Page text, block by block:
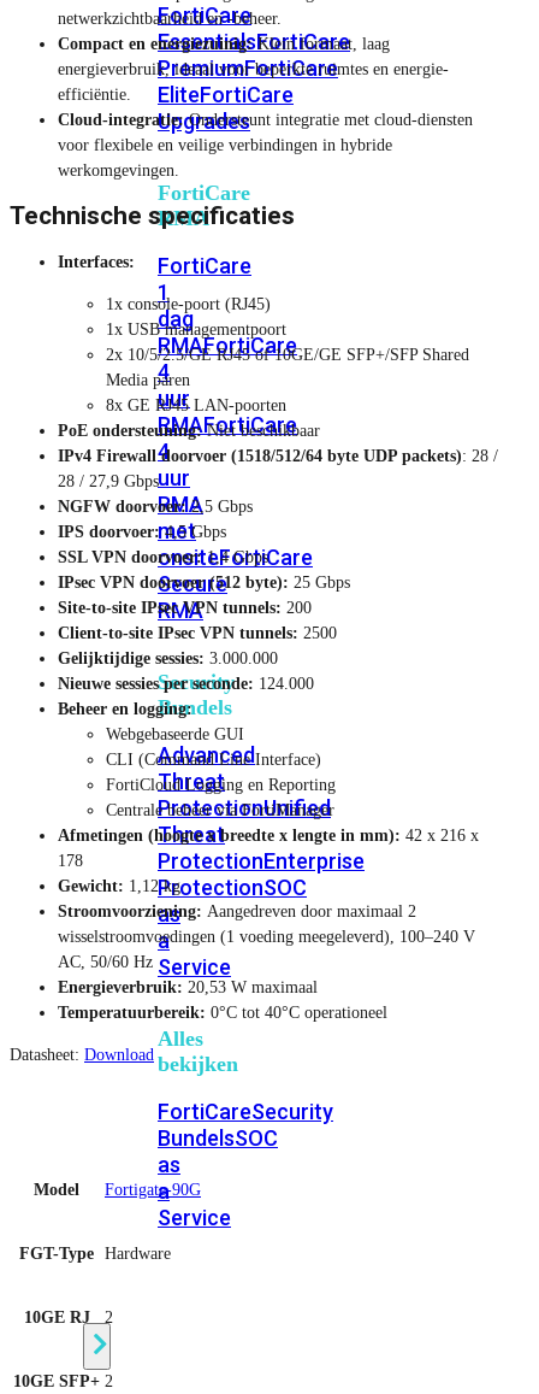
FortiCare
EssentialsFortiCare
PremiumFortiCare
EliteFortiCare
Upgrades
FortiCare
RMA
FortiCare
1
dag
RMAFortiCare
4
uur
RMAFortiCare
4
uur
RMA
met
onsiteFortiCare
Secure
RMA
Security
Bundels
Advanced
Threat
ProtectionUnified
Threat
ProtectionEnterprise
ProtectionSOC
as
a
Service
Alles
bekijken
FortiCareSecurity
BundelsSOC
as
a
Service
Beveiliging
netwerkzichtbaarheid en -beheer.
Compact en energiezuinig:Klein formaat, laag
energieverbruik, ideaal voor beperkte ruimtes en energie-
efficiëntie.
Cloud-integratie:Ondersteunt integratie met cloud-diensten
voor flexibele en veilige verbindingen in hybride
werkomgevingen.
Technische specificaties
Interfaces:
1x console-poort (RJ45)
1x USB managementpoort
2x 10/5/2.5/GE RJ45 of 10GE/GE SFP+/SFP Shared
Media paren
8x GE RJ45 LAN-poorten
PoE ondersteuning:Niet beschikbaar
IPv4 Firewall doorvoer (1518/512/64 byte UDP packets): 28 /
28 / 27,9 Gbps
NGFW doorvoer: 2,5 Gbps
IPS doorvoer:4,5 Gbps
SSL VPN doorvoer:1,4 Gbps
IPsec VPN doorvoer (512 byte): 25 Gbps
Site-to-site IPsec VPN tunnels: 200
Client-to-site IPsec VPN tunnels: 2500
Gelijktijdige sessies: 3.000.000
Nieuwe sessies per seconde: 124.000
Beheer en logging:
Webgebaseerde GUI
CLI (Command Line Interface)
FortiCloud Logging en Reporting
Centrale beheer via FortiManager
Afmetingen (hoogte x breedte x lengte in mm): 42 x 216 x
178
Gewicht: 1,12 kg
Stroomvoorziening: Aangedreven door maximaal 2
wisselstroomvoedingen (1 voeding meegeleverd), 100–240 V
AC, 50/60 Hz
Energieverbruik: 20,53 W maximaal
Temperatuurbereik: 0°C tot 40°C operationeel
Datasheet: Download
Model Fortigate-90G
FGT-Type Hardware
10GE RJ 2
10GE SFP+ 2